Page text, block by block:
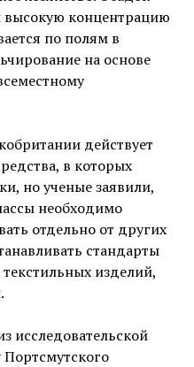
концентрацию
по полям в
на основе
действует
в которых
но ученые заявили,
необходимо
отдельно от других
стандарты
изделий,
исследовательской